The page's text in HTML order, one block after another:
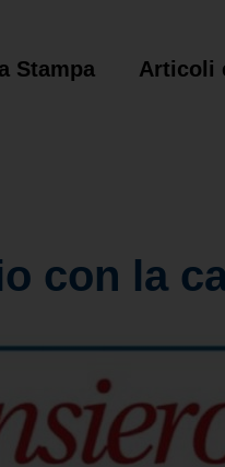
Stampa Articoli
con la